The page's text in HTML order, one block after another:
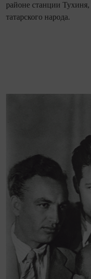
районе станции
татарского народа.